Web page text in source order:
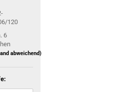
120
6
abweichend)